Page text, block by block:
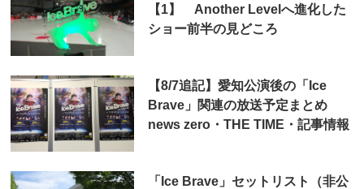
【1】 Another Levelへ進化した
ショー前半の見どころ
【8/7追記】愛知公演後の「Ice
Brave」関連の放送予定まとめ
news zero・THE TIME・記事情報
「Ice Brave」セットリスト（非公